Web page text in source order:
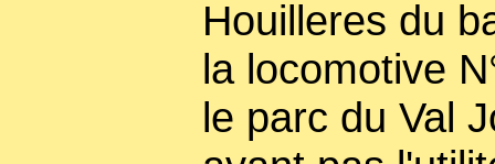
Houilleres du
la locomotive
le parc du Val